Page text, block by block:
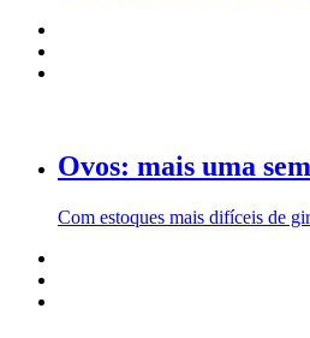
Ovos: mais uma
Com estoques mais difíceis de